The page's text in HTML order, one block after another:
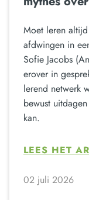
Moet leren
afdwingen in
Sofie Jacobs
erover in
lerend netwerk
bewust
kan.
LEES HET
02 juli 2026